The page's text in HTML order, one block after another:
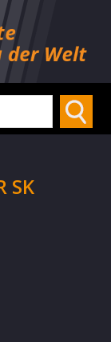
SK